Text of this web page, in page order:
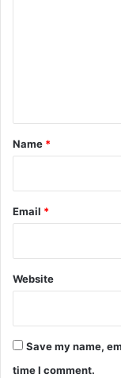
*
Name *
Email *
Website
Save my name,
time I comment.